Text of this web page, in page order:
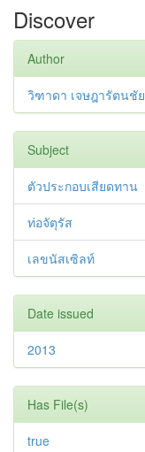
Discover
Author
วิฑาดา เจษฎารัตนชัย
Subject
ตัวประกอบเสียดทาน
ท่อจัตุรัส
เลขนัสเซิลท์
Date issued
2013
Has File(s)
true